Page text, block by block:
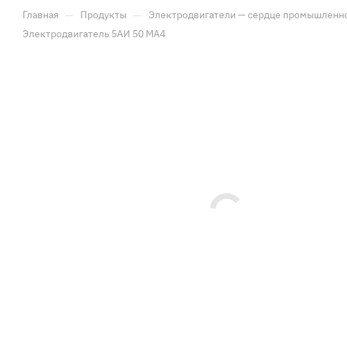
Главная — Продукты — Электродвигатели — сердце
Электродвигатель 5АИ 50 МА4